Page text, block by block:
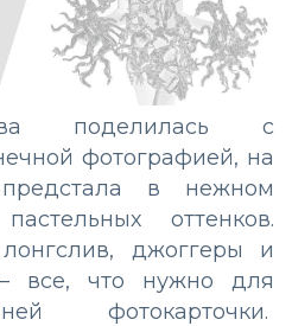
поделилась с
фотографией, на
в нежном
оттенков.
джоггеры и
все, что нужно для
фотокарточки.